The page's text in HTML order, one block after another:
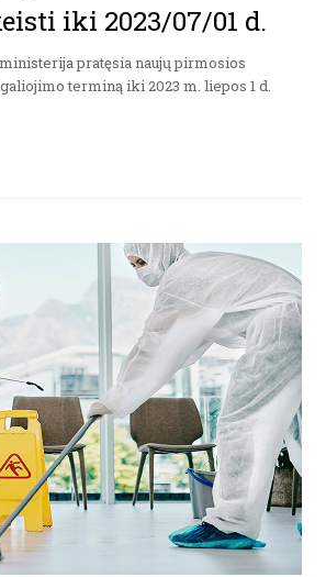
iki 2023/07/01 d.
pratęsia naujų pirmosios
terminą iki 2023 m. liepos 1 d.